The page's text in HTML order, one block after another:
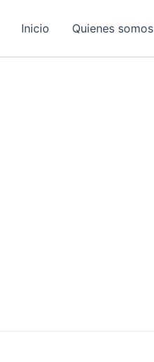
Inicio Quienes somos